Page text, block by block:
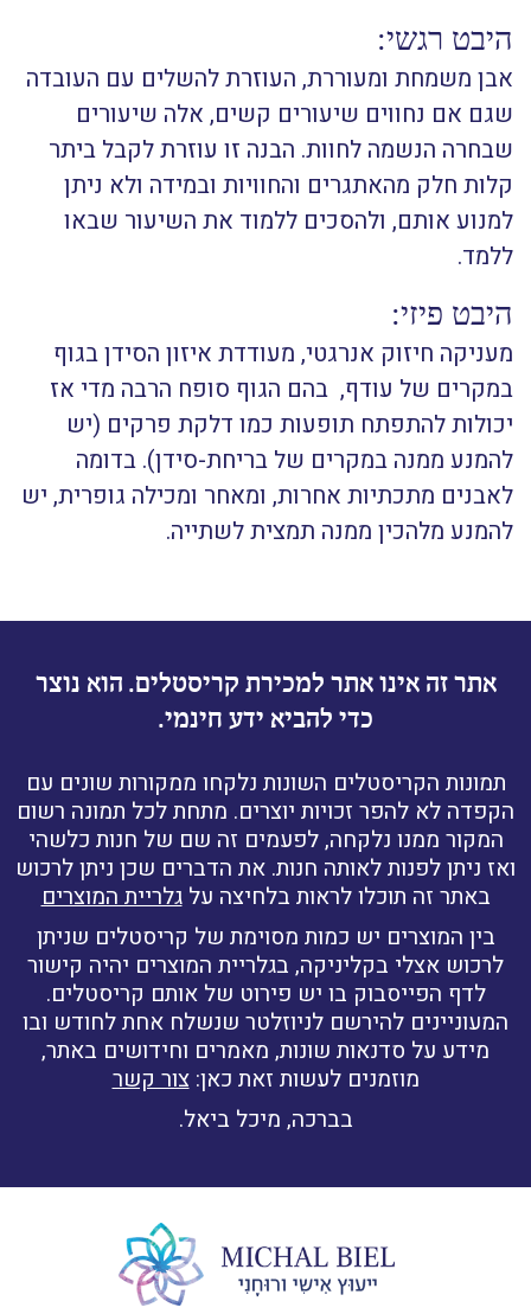
היבט רגשי:
אבן משמחת ומעוררת, העוזרת להשלים עם העובדה
שגם אם נחווים שיעורים קשים, אלה שיעורים
שבחרה הנשמה לחוות. הבנה זו עוזרת לקבל ביתר
קלות חלק מהאתגרים והחוויות ובמידה ולא ניתן
למנוע אותם, ולהסכים ללמוד את השיעור שבאו
ללמד.
היבט פיזי:
מעניקה חיזוק אנרגטי, מעודדת איזון הסידן בגוף
במקרים של עודף, בהם הגוף סופח הרבה מדי אז
יכולות להתפתח תופעות כמו דלקת פרקים (יש
להמנע ממנה במקרים של בריחת-סידן). בדומה
לאבנים מתכתיות אחרות, ומאחר ומכילה גופרית, יש
להמנע מלהכין ממנה תמצית לשתייה.
אתר זה אינו אתר למכירת קריסטלים. הוא נוצר
כדי להביא ידע חינמי.
תמונות הקריסטלים השונות נלקחו ממקורות שונים עם
הקפדה לא להפר זכויות יוצרים. מתחת לכל תמונה רשום
המקור ממנו נלקחה, לפעמים זה שם של חנות כלשהי
ואז ניתן לפנות לאותה חנות. את הדברים שכן ניתן לרכוש
באתר זה תוכלו לראות בלחיצה עלגלריית המוצרים
בין המוצרים יש כמות מסוימת של קריסטלים שניתן
לרכוש אצלי בקליניקה, בגלריית המוצרים יהיה קישור
לדף הפייסבוק בו יש פירוט של אותם קריסטלים.
המעוניינים להירשם לניוזלטר שנשלח אחת לחודש ובו
מידע על סדנאות שונות, מאמרים וחידושים באתר,
מוזמנים לעשות זאת כאן:צור קשר
בברכה, מיכל ביאל.